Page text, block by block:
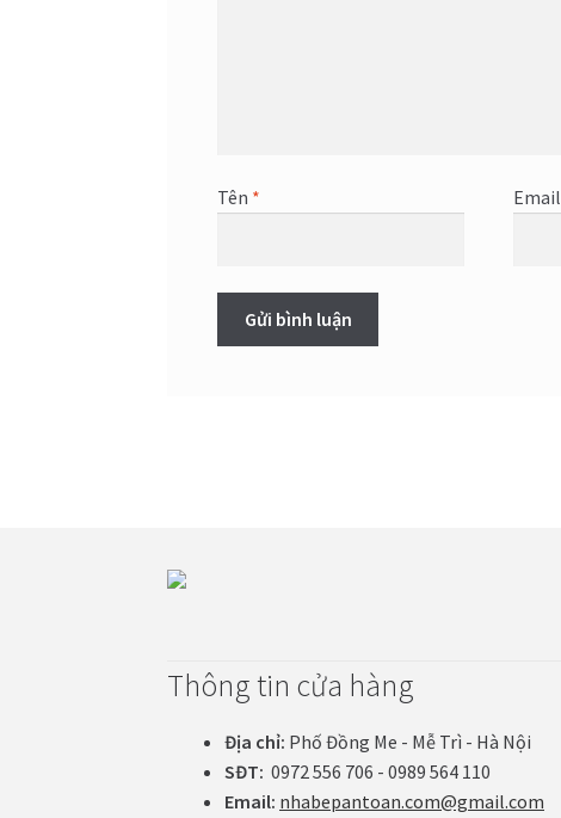
Tên * Email
Thông tin cửa hàng
Địa chỉ: Phố Đồng Me - Mễ Trì - Hà Nội
SĐT:0972 556 706 - 0989 564 110
Email: nhabepantoan.com@gmail.com